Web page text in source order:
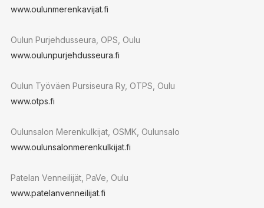
www.oulunmerenkavijat.fi
Oulun Purjehdusseura, OPS, Oulu
www.oulunpurjehdusseura.fi
Oulun Työväen Pursiseura Ry, OTPS, Oulu
www.otps.fi
Oulunsalon Merenkulkijat, OSMK, Oulunsalo
www.oulunsalonmerenkulkijat.fi
Patelan Venneilijät, PaVe, Oulu
www.patelanvenneilijat.fi